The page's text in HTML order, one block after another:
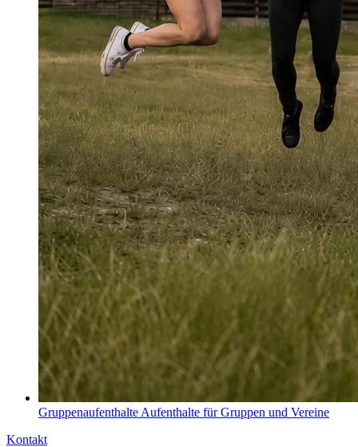
Gruppenaufenthalte Aufenthalte für Gruppen und Vereine
Kontakt